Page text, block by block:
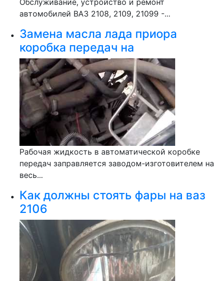
Обслуживание, устройство и ремонт
автомобилей ВАЗ 2108, 2109, 21099 -...
Замена масла лада приора
коробка передач на
Рабочая жидкость в автоматической коробке
передач заправляется заводом-изготовителем на
весь...
Как должны стоять фары на ваз
2106